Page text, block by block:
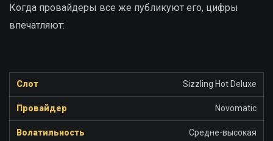
Когда провайдеры все же публикуют его, цифры
впечатляют:
Sizzling Hot Deluxe
Novomatic
Средне-высокая